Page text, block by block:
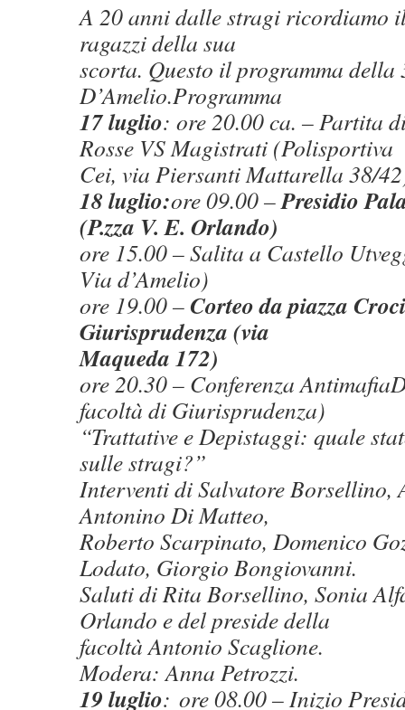
A 20 anni dalle stragi ricordiamo
ragazzi della sua
scorta. Questo il programma
D’Amelio.Programma
17 luglio: ore 20.00 ca. – Partita
Rosse VS Magistrati (Polisportiva
Cei, via Piersanti Mattarella 38/
18 luglio:ore 09.00 –Presidio
(P.zza V. E. Orlando)
ore 15.00 – Salita a Castello
Via d’Amelio)
ore 19.00 –Corteo da piazza
Giurisprudenza (via
Maqueda 172)
ore 20.30 – Conferenza
facoltà di Giurisprudenza)
“Trattative e Depistaggi: quale
sulle stragi?”
Interventi di Salvatore Borsellino,
Antonino Di Matteo,
Roberto Scarpinato, Domenico
Lodato, Giorgio Bongiovanni.
Saluti di Rita Borsellino, Sonia
Orlando e del preside della
facoltà Antonio Scaglione.
Modera: Anna Petrozzi.
19 luglio: ore 08.00 – Inizio